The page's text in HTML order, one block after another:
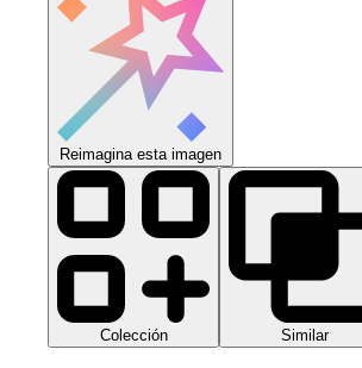
Reimagina esta imagen
Colección Similar